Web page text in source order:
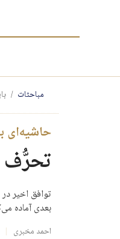
مباحثات
حاشیه‌ای
تحرُّف
توافق اخیر
بعدی آماده
احمد مخبری